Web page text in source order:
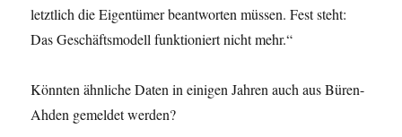
letztlich die Eigentümer beantworten müssen. Fest steht:
Das Geschäftsmodell funktioniert nicht mehr.“
Könnten ähnliche Daten in einigen Jahren auch aus Büren-
Ahden gemeldet werden?